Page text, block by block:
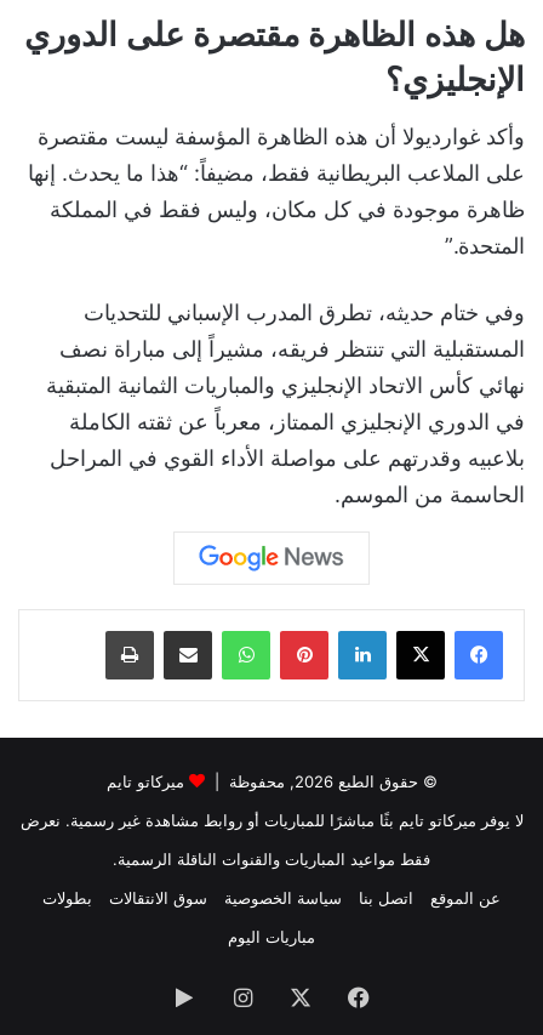
هل هذه الظاهرة مقتصرة على الدوري
الإنجليزي؟
وأكد غوارديولا أن هذه الظاهرة المؤسفة ليست مقتصرة
على الملاعب البريطانية فقط، مضيفاً: “هذا ما يحدث. إنها
ظاهرة موجودة في كل مكان، وليس فقط في المملكة
المتحدة.”
وفي ختام حديثه، تطرق المدرب الإسباني للتحديات
المستقبلية التي تنتظر فريقه، مشيراً إلى مباراة نصف
نهائي كأس الاتحاد الإنجليزي والمباريات الثمانية المتبقية
في الدوري الإنجليزي الممتاز، معرباً عن ثقته الكاملة
بلاعبيه وقدرتهم على مواصلة الأداء القوي في المراحل
الحاسمة من الموسم.
لينكدإن بينتيريست واتساب
© حقوق الطبع 2026, محفوظة |
ميركاتو تايم
لا يوفر ميركاتو تايم بثًا مباشرًا للمباريات أو روابط مشاهدة غير رسمية. نعرض
فقط مواعيد المباريات والقنوات الناقلة الرسمية.
عن الموقع
اتصل بنا سياسة الخصوصية سوق الانتقالات
بطولات
مباريات اليوم
فيسبوك انستقرام